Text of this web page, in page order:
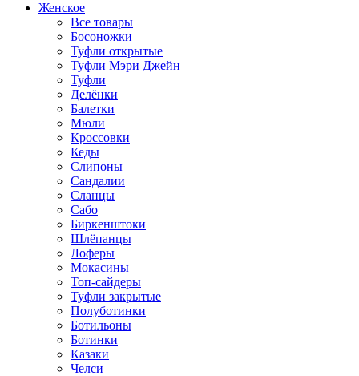
Женское
Все товары
Босоножки
Туфли открытые
Туфли Мэри Джейн
Туфли
Делёнки
Балетки
Мюли
Кроссовки
Кеды
Слипоны
Сандалии
Сланцы
Сабо
Биркенштоки
Шлёпанцы
Лоферы
Мокасины
Топ-сайдеры
Туфли закрытые
Полуботинки
Ботильоны
Ботинки
Казаки
Челси